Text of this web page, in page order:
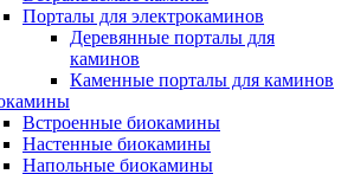
Порталы для электрокаминов
Деревянные порталы для
каминов
Каменные порталы для каминов
Встроенные биокамины
Настенные биокамины
Напольные биокамины